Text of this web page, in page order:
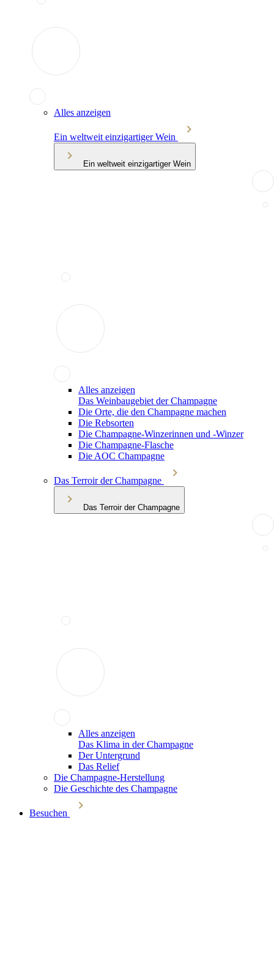
Alles anzeigen
Ein weltweit einzigartiger Wein
Ein weltweit einzigartiger Wein
Alles anzeigen
Das Weinbaugebiet der Champagne
Die Orte, die den Champagne machen
Die Rebsorten
Die Champagne-Winzerinnen und -Winzer
Die Champagne-Flasche
Die AOC Champagne
Das Terroir der Champagne
Das Terroir der Champagne
Alles anzeigen
Das Klima in der Champagne
Der Untergrund
Das Relief
Die Champagne-Herstellung
Die Geschichte des Champagne
Besuchen